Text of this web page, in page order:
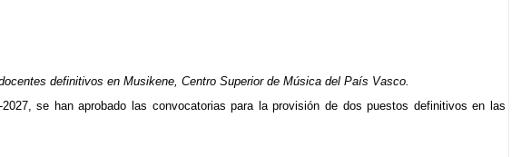
definitivos en Musikene, Centro Superior de Música del País Vasco.
se han aprobado las convocatorias para la provisión de dos puestos definitivos en las